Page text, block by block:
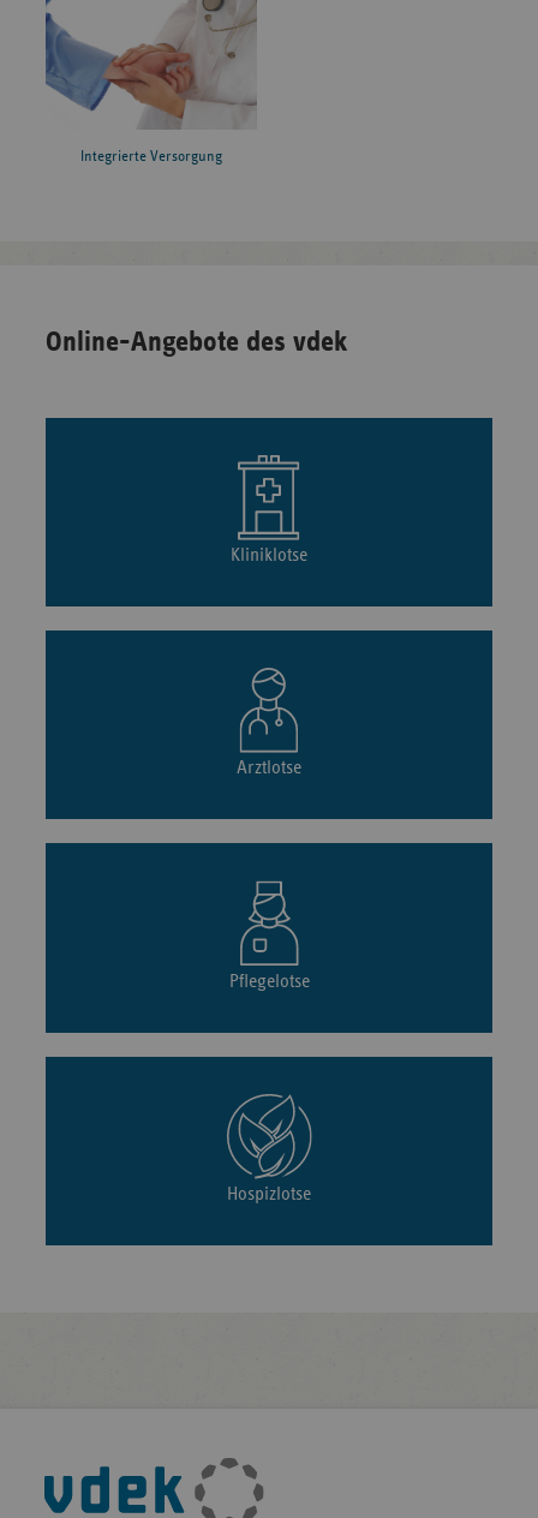
Integrierte Versorgung
Online-Angebote des vdek
Kliniklotse
Arztlotse
Pflegelotse
Hospizlotse
Fußleisten-
Navigation